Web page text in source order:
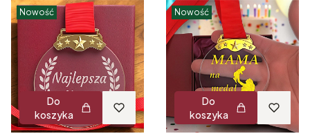
Nowość
Do
koszyka
Nowość
Do
koszyka